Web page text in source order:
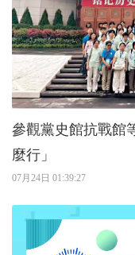
參觀黨史館抗戰
麼行」
07月24日 01:39:27